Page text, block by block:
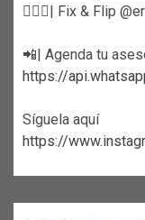
👷🏼‍♀️| Fix & Flip
📲| Agenda tu
https://
Síguela aquí
https://